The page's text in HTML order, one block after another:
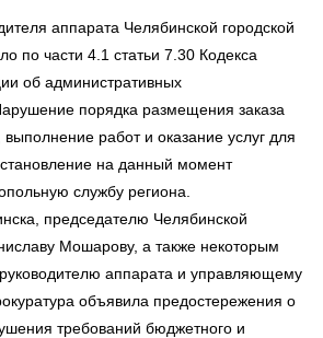
аппарата Челябинской городской
по части 4.1 статьи 7.30 Кодекса
об административных
порядка размещения заказа
выполнение работ и оказание услуг для
на данный момент
службу региона.
председателю Челябинской
Мошарову, а также некоторым
аппарата и управляющему
объявила предостережения о
требований бюджетного и